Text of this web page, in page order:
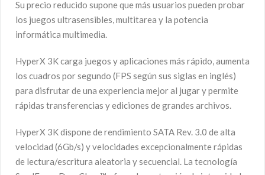
Su precio reducido supone que más usuarios pueden probar
los juegos ultrasensibles, multitarea y la potencia
informática multimedia.
HyperX 3K carga juegos y aplicaciones más rápido, aumenta
los cuadros por segundo (FPS según sus siglas en inglés)
para disfrutar de una experiencia mejor al jugar y permite
rápidas transferencias y ediciones de grandes archivos.
HyperX 3K dispone de rendimiento SATA Rev. 3.0 de alta
velocidad (6Gb/s) y velocidades excepcionalmente rápidas
de lectura/escritura aleatoria y secuencial. La tecnología